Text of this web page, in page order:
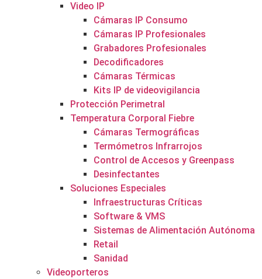
Video IP
Cámaras IP Consumo
Cámaras IP Profesionales
Grabadores Profesionales
Decodificadores
Cámaras Térmicas
Kits IP de videovigilancia
Protección Perimetral
Temperatura Corporal Fiebre
Cámaras Termográficas
Termómetros Infrarrojos
Control de Accesos y Greenpass
Desinfectantes
Soluciones Especiales
Infraestructuras Críticas
Software & VMS
Sistemas de Alimentación Autónoma
Retail
Sanidad
Videoporteros